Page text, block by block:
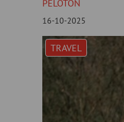
TRAVEL
PELOTON
16-10-2025